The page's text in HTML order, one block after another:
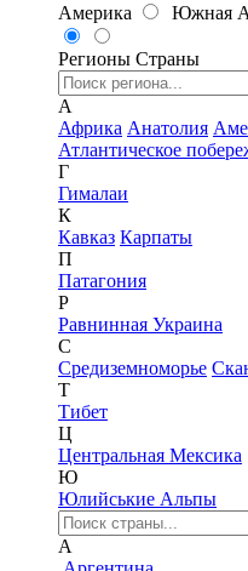
Америка
Южная
Регионы Страны
А
Африка Анатолия
Атлантическое
Г
Гималаи
К
Кавказ Карпаты
П
Патагония
Р
Равнинная Украина
С
Средиземноморье
Т
Тибет
Ц
Центральная Мексика
Ю
Юлийськие Альпы
А